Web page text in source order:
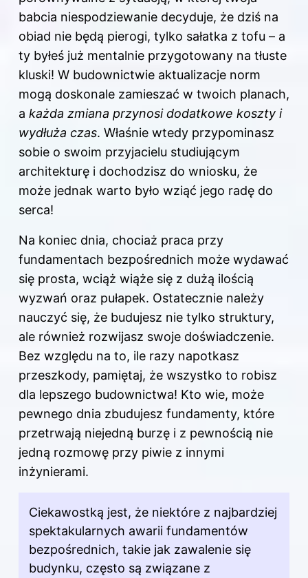
babcia niespodziewanie decyduje, że dziś na
obiad nie będą pierogi, tylko sałatka z tofu – a
ty byłeś już mentalnie przygotowany na tłuste
kluski! W budownictwie aktualizacje norm
mogą doskonale zamieszać w twoich planach,
a każda zmiana przynosi dodatkowe koszty i
wydłuża czas. Właśnie wtedy przypominasz
sobie o swoim przyjacielu studiującym
architekturę i dochodzisz do wniosku, że
może jednak warto było wziąć jego radę do
serca!
Na koniec dnia, chociaż praca przy
fundamentach bezpośrednich może wydawać
się prosta, wciąż wiąże się z dużą ilością
wyzwań oraz pułapek. Ostatecznie należy
nauczyć się, że budujesz nie tylko struktury,
ale również rozwijasz swoje doświadczenie.
Bez względu na to, ile razy napotkasz
przeszkody, pamiętaj, że wszystko to robisz
dla lepszego budownictwa! Kto wie, może
pewnego dnia zbudujesz fundamenty, które
przetrwają niejedną burzę i z pewnością nie
jedną rozmowę przy piwie z innymi
inżynierami.
Ciekawostką jest, że niektóre z najbardziej
spektakularnych awarii fundamentów
bezpośrednich, takie jak zawalenie się
budynku, często są związane z